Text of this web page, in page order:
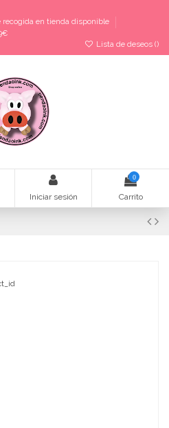
recogida en tienda disponible
Lista de deseos ()
Iniciar sesión
0
Carrito